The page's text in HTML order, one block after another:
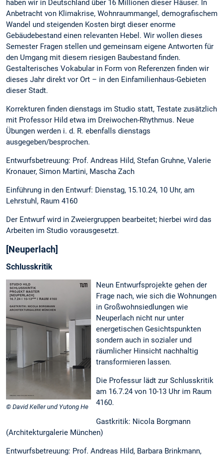
haben wir in Deutschland über 16 Millionen dieser Häuser. In
Anbetracht von Klimakrise, Wohnraummangel, demografischem
Wandel und steigenden Kosten birgt dieser enorme
Gebäudebestand einen relevanten Hebel. Wir wollen dieses
Semester Fragen stellen und gemeinsam eigene Antworten für
den Umgang mit diesem riesigen Baubestand finden.
Gestalterisches Vokabular in Form von Referenzen finden wir
dieses Jahr direkt vor Ort – in den Einfamilienhaus-Gebieten
dieser Stadt.
Korrekturen finden dienstags im Studio statt, Testate zusätzlich
mit Professor Hild etwa im Dreiwochen-Rhythmus. Neue
Übungen werden i. d. R. ebenfalls dienstags
ausgegeben/besprochen.
Entwurfsbetreuung: Prof. Andreas Hild, Stefan Gruhne, Valerie
Kronauer, Simon Martini, Mascha Zach
Einführung in den Entwurf: Dienstag, 15.10.24, 10 Uhr, am
Lehrstuhl, Raum 4160
Der Entwurf wird in Zweiergruppen bearbeitet; hierbei wird das
Arbeiten im Studio vorausgesetzt.
[Neuperlach]
Schlusskritik
© David Keller und Yutong He
Neun Entwurfsprojekte gehen der
Frage nach, wie sich die Wohnungen
in Großwohnsiedlungen wie
Neuperlach nicht nur unter
energetischen Gesichtspunkten
sondern auch in sozialer und
räumlicher Hinsicht nachhaltig
transformieren lassen.
Die Professur lädt zur Schlusskritik
am 16.7.24 von 10-13 Uhr im Raum
4160.
Gastkritik: Nicola Borgmann
(Architekturgalerie München)
Entwurfsbetreuung: Prof. Andreas Hild, Barbara Brinkmann,